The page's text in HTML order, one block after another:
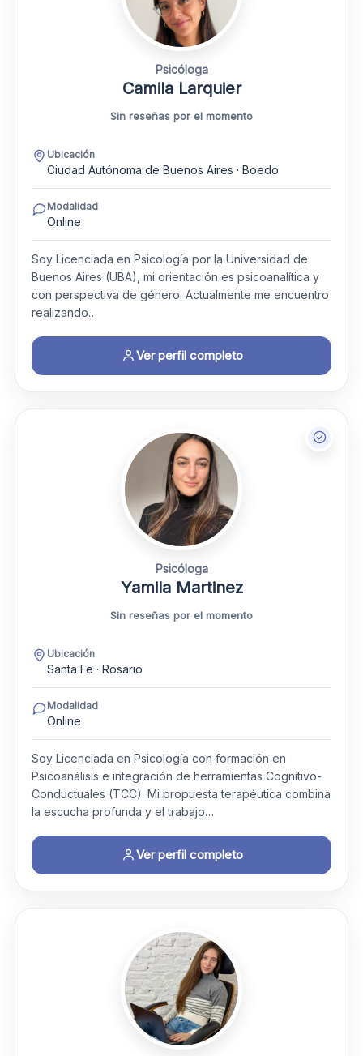
Psicóloga
Camila Larquier
Sin reseñas por el momento
Ubicación
Ciudad Autónoma de Buenos Aires · Boedo
Modalidad
Online
Soy Licenciada en Psicología por la Universidad de
Buenos Aires (UBA), mi orientación es psicoanalítica y
con perspectiva de género. Actualmente me encuentro
realizando…
Ver perfil completo
Psicóloga
Yamila Martinez
Sin reseñas por el momento
Ubicación
Santa Fe · Rosario
Modalidad
Online
Soy Licenciada en Psicología con formación en
Psicoanálisis e integración de herramientas Cognitivo-
Conductuales (TCC). Mi propuesta terapéutica combina
la escucha profunda y el trabajo…
Ver perfil completo